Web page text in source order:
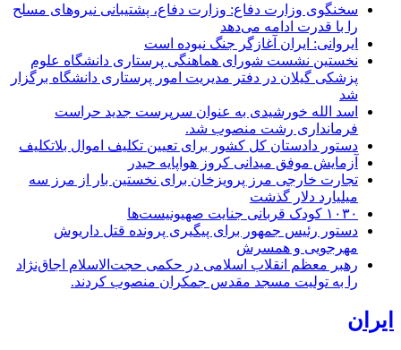
سخنگوی وزارت دفاع: وزارت دفاع، پشتیبانی نیرو‌های مسلح
را با قدرت ادامه می‌دهد
ایروانی: ایران آغازگر جنگ نبوده است
نخستین نشست شورای هماهنگی پرستاری دانشگاه علوم
پزشکی گیلان در دفتر مدیریت امور پرستاری دانشگاه برگزار
شد
اسد الله خورشیدی به عنوان سرپرست جدید حراست
فرمانداری رشت منصوب شد.
دستور دادستان کل کشور برای تعیین تکلیف اموال بلاتکلیف
آزمایش موفق میدانی کروز هواپایه حیدر
تجارت خارجی مرز پرویزخان برای نخستین بار از مرز سه
میلیارد دلار گذشت
۱۰۳۰ کودک قربانی جنایت صهیونیست‌ها
دستور رئیس جمهور برای پیگیری پرونده قتل داریوش
مهرجویی و همسرش
رهبر معظم انقلاب اسلامی در حکمی حجت‌الاسلام اجاق‌نژاد
را به تولیت مسجد مقدس جمکران منصوب کردند.
ایران